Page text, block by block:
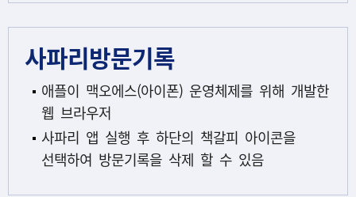
사파리방문기록
애플이 맥오에스(아이폰) 운영체제를 위해 개발한
웹 브라우저
사파리 앱 실행 후 하단의 책갈피 아이콘을
선택하여 방문기록을 삭제 할 수 있음